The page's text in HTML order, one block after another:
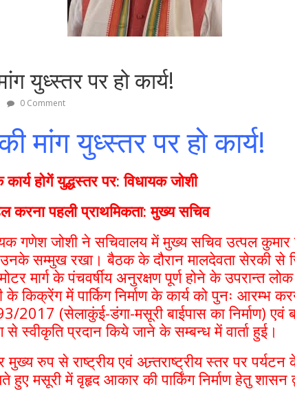
युध्स्तर पर हो कार्य!
0 Comment
मांग युध्स्तर पर हो कार्य!
होगें युद्धस्तर पर: विधायक जोशी
करना पहली प्राथमिकता: मुख्य सचिव
गणेश जोशी ने सचिवालय में मुख्य सचिव उत्पल
सम्मुख रखा। बैठक के दौरान मालदेवता सेरकी से
मार्ग के पंचवर्षीय अनुरक्षण पूर्ण होने के उपरान्त लोक
किक्रेंग में पार्किग निर्माण के कार्य को पुनः आरम्भ
2017 (सेलाकुंई-डंगा-मसूरी बाईपास का निर्माण) एवं
से स्वीकृति प्रदान किये जाने के सम्बन्ध में वार्ता हुई।
रुप से राष्ट्रीय एवं अन्र्तराष्ट्रीय स्तर पर पर्यटन
मसूरी में वृहृद आकार की पार्किंग निर्माण हेतु शासन